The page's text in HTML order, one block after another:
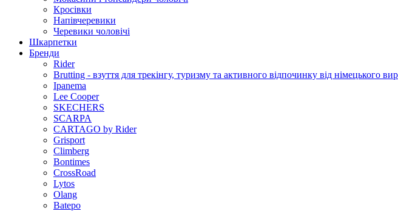
Кросівки
Напівчеревики
Черевики чоловічі
Шкарпетки
Бренди
Rider
Brutting - взуття для трекінгу, туризму та активного відпочинку від німецького
Ipanema
Lee Cooper
SKECHERS
SCARPA
CARTAGO by Rider
Grisport
Climberg
Bontimes
CrossRoad
Lytos
Olang
Batepo